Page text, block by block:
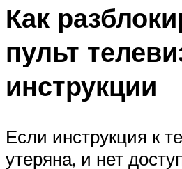
Как
пульт
инструкции
Если инструкция к
утеряна, и нет